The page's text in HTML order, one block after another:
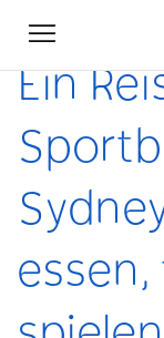
Toggle
navigation
Startseite
Ein